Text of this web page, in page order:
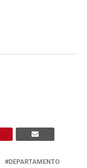
DEPARTAMENTO